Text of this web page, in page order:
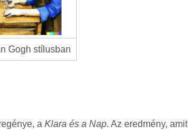
Gogh stílusban
a Klara és a Nap. Az eredmény, amit